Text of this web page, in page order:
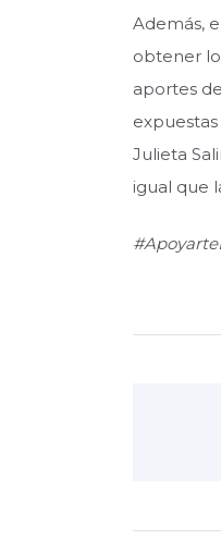
Además,
obtener
aportes
Julieta
igual que